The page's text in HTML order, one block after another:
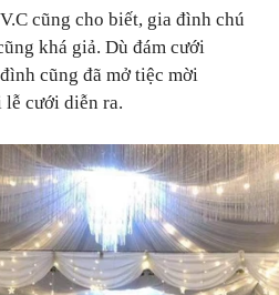
cũng cho biết, gia đình chú
khá giả. Dù đám cưới
cũng đã mở tiệc mời
cưới diễn ra.